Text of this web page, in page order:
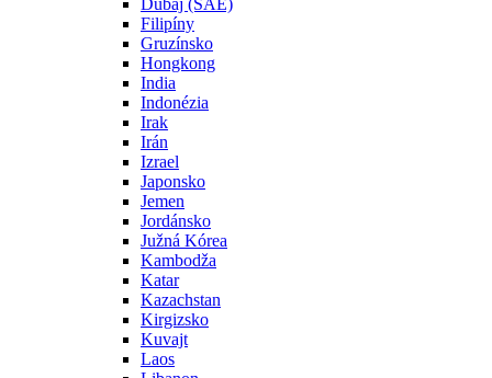
Dubaj (SAE)
Filipíny
Gruzínsko
Hongkong
India
Indonézia
Irak
Irán
Izrael
Japonsko
Jemen
Jordánsko
Južná Kórea
Kambodža
Katar
Kazachstan
Kirgizsko
Kuvajt
Laos